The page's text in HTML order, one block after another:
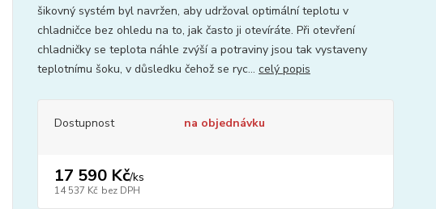
šikovný systém byl navržen, aby udržoval optimální teplotu v
chladničce bez ohledu na to, jak často ji otevíráte. Při otevření
chladničky se teplota náhle zvýší a potraviny jsou tak vystaveny
teplotnímu šoku, v důsledku čehož se ryc... celý popis
Dostupnost na objednávku
17 590 Kč/ks
14 537 Kč bez DPH